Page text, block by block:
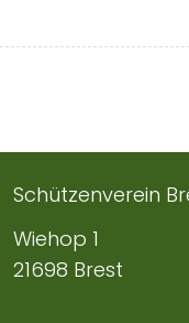
Schützenverein
Wiehop 1
21698 Brest